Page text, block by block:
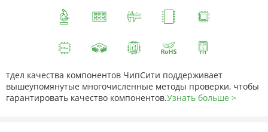
тдел качества компонентов ЧипСити поддерживает
вышеупомянутые многочисленные методы проверки, чтобы
гарантировать качество компонентов.Узнать больше >